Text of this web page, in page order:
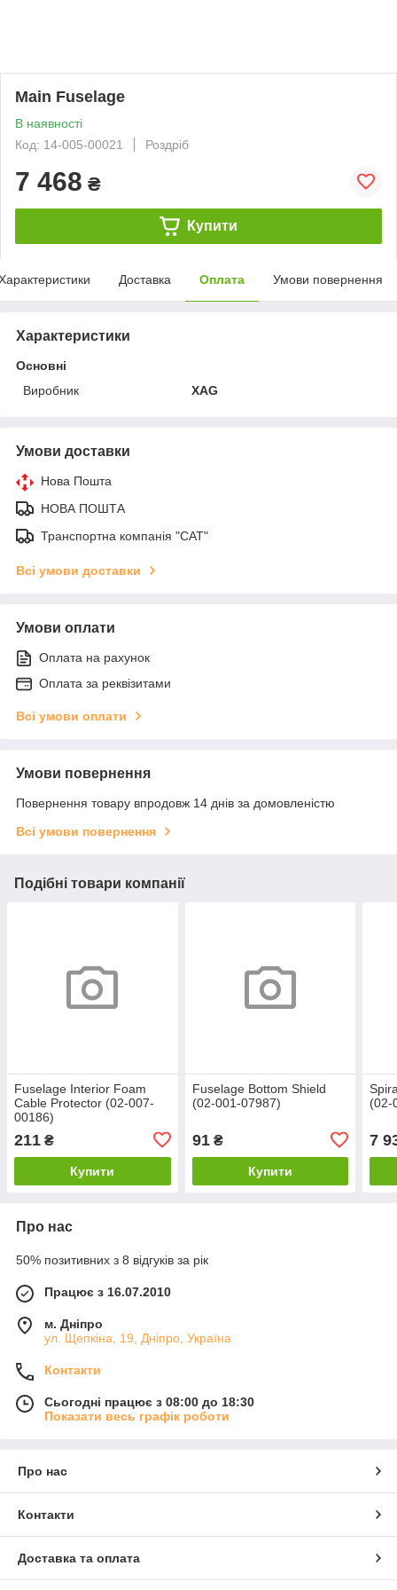
Main Fuselage
В наявності
Код: 14-005-00021
Роздріб
7 468 ₴
Купити
Доставка Оплата Умови повернення
Характеристики
Основні
Виробник
XAG
Умови доставки
Нова Пошта
НОВА ПОШТА
Транспортна компанія "САТ"
Всі умови доставки
Умови оплати
Оплата на рахунок
Оплата за реквізитами
Всі умови оплати
Умови повернення
Повернення товару впродовж 14 днів за домовленістю
Всі умови повернення
Подібні товари компанії
Fuselage Interior Foam
Cable Protector (02-007-
00186)
211 ₴
Купити
Fuselage Bottom Shield
(02-001-07987)
91₴
Купити
(02-
7
Про нас
50% позитивних з 8 відгуків за рік
Працює з 16.07.2010
м. Дніпро
ул. Щепкіна, 19, Дніпро, Україна
Контакти
Сьогодні працює з 08:00 до 18:30
Показати весь графік роботи
Про нас
Контакти
Доставка та оплата